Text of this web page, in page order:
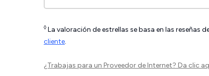
◊ La valoración de estrellas se basa en las reseñas
cliente.
¿Trabajas para un Proveedor de Internet? Da clic